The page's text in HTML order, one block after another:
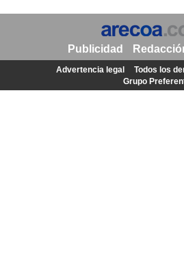
Publicidad
Advertencia legal
Todos los
Grupo